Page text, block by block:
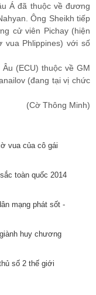
Á đã thuộc về đương
Ông Sheikh tiếp
cử viên Pichay (hiện
vua Phlippines) với số
(ECU) thuộc về GM
(đang tại vị chức
(Cờ Thông Minh)
vua của cô gái
toàn quốc 2014
mạng phát sốt -
huy chương
số 2 thế giới